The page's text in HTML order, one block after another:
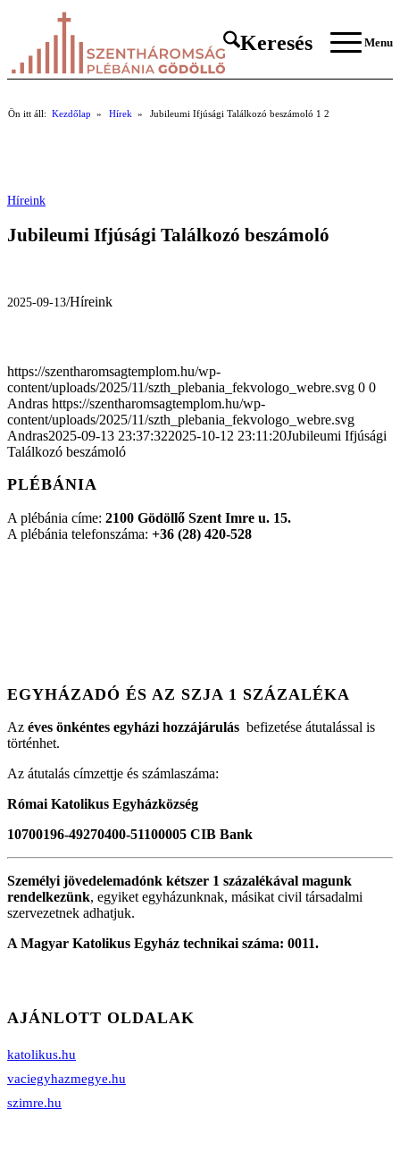
Keresés Menu
Ön itt áll: Kezdőlap 1
» Hírek 2
» Jubileumi Ifjúsági Találkozó beszámoló
Híreink
Jubileumi Ifjúsági Találkozó beszámoló
2025-09-13/Híreink
https://szentharomsagtemplom.hu/wp-
content/uploads/2025/11/szth_plebania_fekvologo_webre.svg 0 0
Andras https://szentharomsagtemplom.hu/wp-
content/uploads/2025/11/szth_plebania_fekvologo_webre.svg
Andras2025-09-13 23:37:322025-10-12 23:11:20Jubileumi Ifjúsági
Találkozó beszámoló
PLÉBÁNIA
A plébánia címe: 2100 Gödöllő Szent Imre u. 15.
A plébánia telefonszáma: +36 (28) 420-528
EGYHÁZADÓ ÉS AZ SZJA 1 SZÁZALÉKA
Az éves önkéntes egyházi hozzájárulás befizetése átutalással is
történhet.
Az átutalás címzettje és számlaszáma:
Római Katolikus Egyházközség
10700196-49270400-51100005 CIB Bank
Személyi jövedelemadónk kétszer 1 százalékával magunk
rendelkezünk, egyiket egyházunknak, másikat civil társadalmi
szervezetnek adhatjuk.
A Magyar Katolikus Egyház technikai száma: 0011.
AJÁNLOTT OLDALAK
katolikus.hu
vaciegyhazmegye.hu
szimre.hu